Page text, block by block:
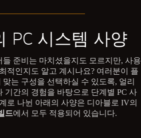
PC 시스템 사양
준비는 마치셨을지도 모르지만, 사용
적인지도 알고 계시나요? 여러분이 플
는 구성을 선택하실 수 있도록, 얼리
기간의 경험을 바탕으로 단계별 PC 사
로 나뉜 아래의 사양은 디아블로 IV의
드에서 모두 적용되어 있습니다.